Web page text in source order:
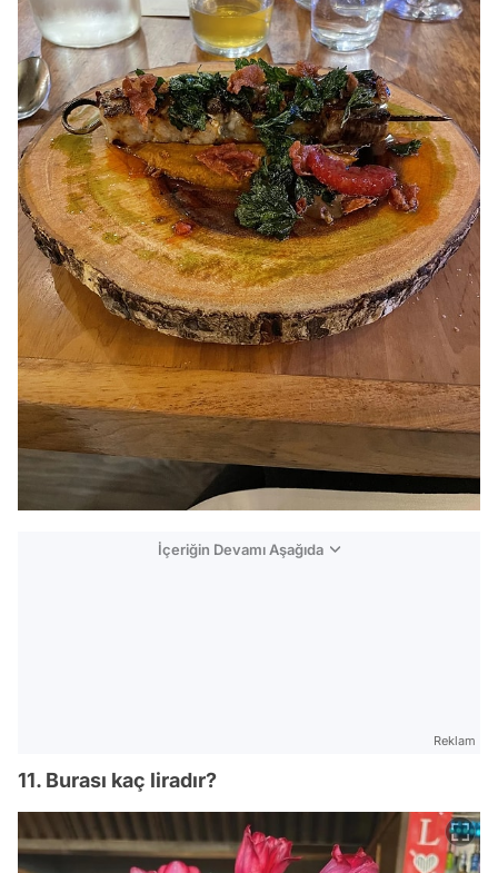
İçeriğin Devamı Aşağıda
Reklam
11. Burası kaç liradır?